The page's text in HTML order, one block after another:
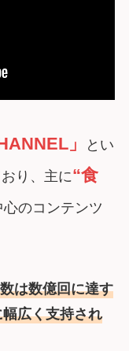
」
とい
り、主に“食
のコンテンツ
は数億回に達す
広く支持され